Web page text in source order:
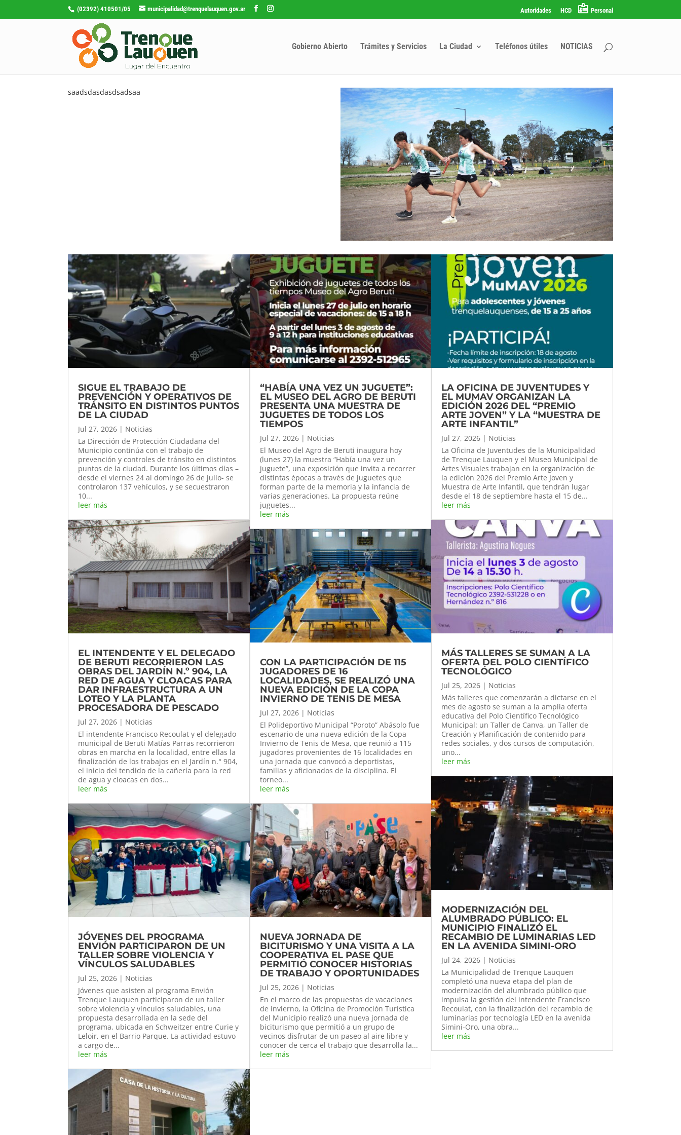
(02392) 410501/05 municipalidad@trenquelauquen.gov.ar Autoridades HCD Personal
Gobierno Abierto Trámites y Servicios La Ciudad Teléfonos útiles NOTICIAS
saadsdasdasdsadsaa
SIGUE EL TRABAJO DE
PREVENCIÓN Y OPERATIVOS DE
TRÁNSITO EN DISTINTOS PUNTOS
DE LA CIUDAD
Jul 27, 2026 | Noticias
La Dirección de Protección Ciudadana del
Municipio continúa con el trabajo de
prevención y controles de tránsito en distintos
puntos de la ciudad. Durante los últimos días –
desde el viernes 24 al domingo 26 de julio- se
controlaron 137 vehículos, y se secuestraron
10...
leer más
EL INTENDENTE Y EL DELEGADO
DE BERUTI RECORRIERON LAS
OBRAS DEL JARDÍN N.º 904, LA
RED DE AGUA Y CLOACAS PARA
DAR INFRAESTRUCTURA A UN
LOTEO Y LA PLANTA
PROCESADORA DE PESCADO
Jul 27, 2026 | Noticias
El intendente Francisco Recoulat y el delegado
municipal de Beruti Matías Parras recorrieron
obras en marcha en la localidad, entre ellas la
finalización de los trabajos en el Jardín n.° 904,
el inicio del tendido de la cañería para la red
de agua y cloacas en dos...
leer más
JÓVENES DEL PROGRAMA
ENVIÓN PARTICIPARON DE UN
TALLER SOBRE VIOLENCIA Y
VÍNCULOS SALUDABLES
Jul 25, 2026 | Noticias
Jóvenes que asisten al programa Envión
Trenque Lauquen participaron de un taller
sobre violencia y vínculos saludables, una
propuesta desarrollada en la sede del
programa, ubicada en Schweitzer entre Curie y
Leloir, en el Barrio Parque. La actividad estuvo
a cargo de...
leer más
“HABÍA UNA VEZ UN JUGUETE”:
EL MUSEO DEL AGRO DE BERUTI
PRESENTA UNA MUESTRA DE
JUGUETES DE TODOS LOS
TIEMPOS
Jul 27, 2026| Noticias
El Museo del Agro de Beruti inaugura hoy
(lunes 27) la muestra “Había una vez un
juguete”, una exposición que invita a recorrer
distintas épocas a través de juguetes que
forman parte de la memoria y la infancia de
varias generaciones. La propuesta reúne
juguetes...
leer más
CON LA PARTICIPACIÓN DE 115
JUGADORES DE 16
LOCALIDADES, SE REALIZÓ UNA
NUEVA EDICIÓN DE LA COPA
INVIERNO DE TENIS DE MESA
Jul 27, 2026| Noticias
El Polideportivo Municipal “Poroto” Abásolo fue
escenario de una nueva edición de la Copa
Invierno de Tenis de Mesa, que reunió a 115
jugadores provenientes de 16 localidades en
una jornada que convocó a deportistas,
familias y aficionados de la disciplina. El
torneo...
leer más
NUEVA JORNADA DE
BICITURISMO Y UNA VISITA A LA
COOPERATIVA EL PASE QUE
PERMITIÓ CONOCER HISTORIAS
DE TRABAJO Y OPORTUNIDADES
Jul 25, 2026| Noticias
En el marco de las propuestas de vacaciones
de invierno, la Oficina de Promoción Turística
del Municipio realizó una nueva jornada de
biciturismo que permitió a un grupo de
vecinos disfrutar de un paseo al aire libre y
conocer de cerca el trabajo que desarrolla la...
leer más
LA OFICINA DE JUVENTUDES Y
EL MUMAV ORGANIZAN LA
EDICIÓN 2026 DEL “PREMIO
ARTE JOVEN” Y LA “MUESTRA DE
ARTE INFANTIL”
Jul 27, 2026 | Noticias
La Oficina de Juventudes de la Municipalidad
de Trenque Lauquen y el Museo Municipal de
Artes Visuales trabajan en la organización de
la edición 2026 del Premio Arte Joven y
Muestra de Arte Infantil, que tendrán lugar
desde el 18 de septiembre hasta el 15 de...
leer más
MÁS TALLERES SE SUMAN A LA
OFERTA DEL POLO CIENTÍFICO
TECNOLÓGICO
Jul 25, 2026 | Noticias
Más talleres que comenzarán a dictarse en el
mes de agosto se suman a la amplia oferta
educativa del Polo Científico Tecnológico
Municipal: un Taller de Canva, un Taller de
Creación y Planificación de contenido para
redes sociales, y dos cursos de computación,
uno...
leer más
MODERNIZACIÓN DEL
ALUMBRADO PÚBLICO: EL
MUNICIPIO FINALIZÓ EL
RECAMBIO DE LUMINARIAS LED
EN LA AVENIDA SIMINI-ORO
Jul 24, 2026 | Noticias
La Municipalidad de Trenque Lauquen
completó una nueva etapa del plan de
modernización del alumbrado público que
impulsa la gestión del intendente Francisco
Recoulat, con la finalización del recambio de
luminarias por tecnología LED en la avenida
Simini-Oro, una obra...
leer más